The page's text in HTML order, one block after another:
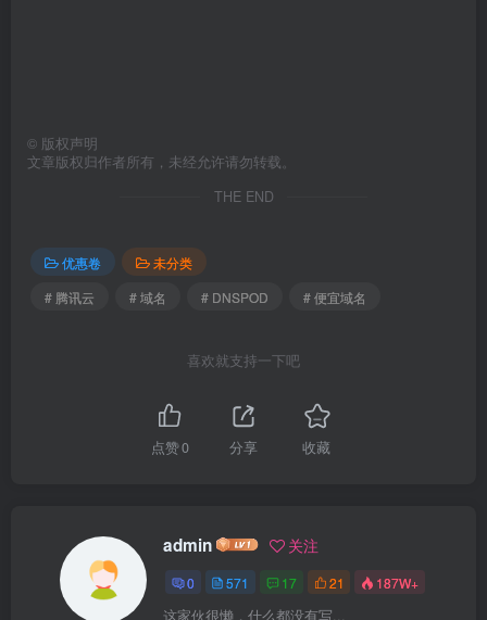
© 版权声明
文章版权归作者所有，未经允许请勿转载。
THE END
优惠卷
未分类
# 腾讯云
# 域名 # DNSPOD # 便宜域名
喜欢就支持一下吧
点赞0 分享 收藏
admin 关注
0 571 17 21 187W+
这家伙很懒，什么都没有写...